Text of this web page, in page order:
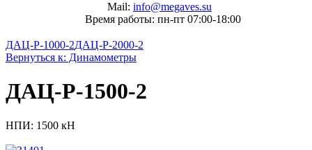
Mail: info@megaves.su
Время работы: пн-пт 07:00-18:00
ДАЦ-Р-1000-2ДАЦ-Р-2000-2
Вернуться к: Динамометры
ДАЦ-Р-1500-2
НПИ: 1500 кН